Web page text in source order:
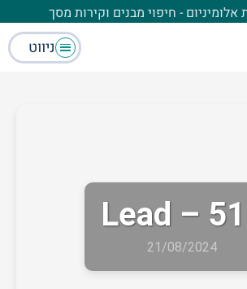
אלומיניום - חיפוי מבנים וקירות מסך
ניווט
Lead –
21/08/2024